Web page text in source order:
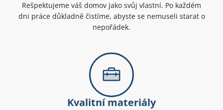
Rešpektujeme váš domov jako svůj vlastní. Po každém
dni práce důkladně čistíme, abyste se nemuseli starat o
nepořádek.
Kvalitní materiály